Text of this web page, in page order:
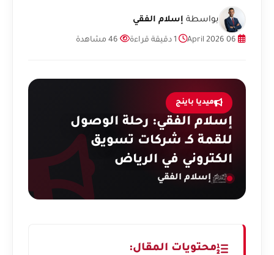
بواسطة إسلام الفقي
ميديا باينج
إسلام الفقي: رحلة الوصول
للقمة كـ شركات تسويق
الكتروني في الرياض
إسلام الفقي
محتويات المقال: